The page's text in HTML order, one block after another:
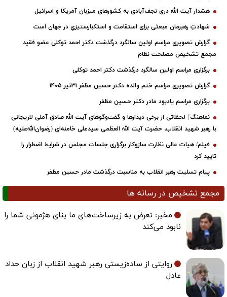
هشدار آیت الله دری نجف‌آبادی به کشورهای میزبان آمریکا و اسرائیل
شهادتِ رهبرمان مبعثی برای استقامت و استکبارستیزیِ در جهان است
گزارش تصویری مراسم اولین سالگرد درگذشت دکتر احمد توکلی عضو فقید
مجمع تشخیص مصلحت نظام
برگزاری مراسم اولین سالگرد درگذشت دکتر احمد توکلی
گزارش تصویری مراسم ختم والده دکتر حسین مظفر ۳۱تیر ۱۴۰۵
برگزاری مراسم یادبود مادر دکتر حسین مظفر
نماهنگ | لحظاتی از برخی دیدارها و گفت‌وگوهای آیت ‌الله صادق آملی لاریجانی
با رهبر شهید انقلاب، حضرت آیت‌ الله العظمی سیدعلی خامنه‌ای (رضوان‌الله‌علیه)
فیلم/ هیات عالی نظارت سازوکار برگزاری جلسات مجلس در شرایط اضطرار را
تایید کرد
پیام تسلیت رهبر انقلاب به مناسبت درگذشت مادر حسین مظفر
مجمع تشخیص در رسانه ها
مخبر: تعرض به زیرساخت‌های ما بنای هژمونی شما را
نابود می‌کند
روایتی از ساده‌زیستی رهبر شهید انقلاب از زبان حداد
عادل